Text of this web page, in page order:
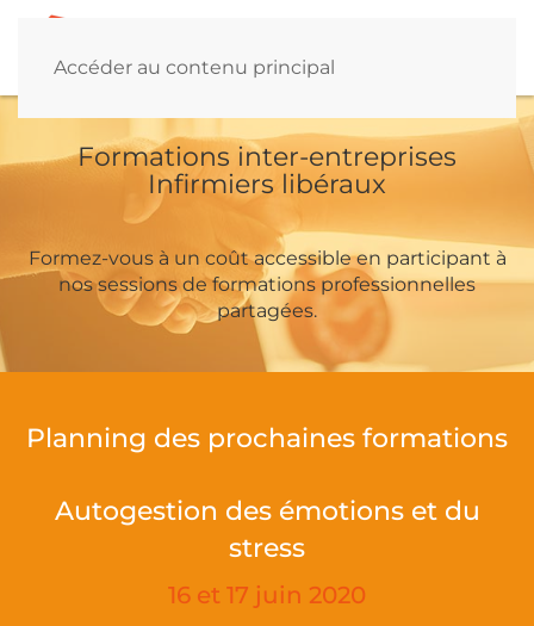
Accéder au contenu principal
Formations inter-entreprises
Infirmiers libéraux
Formez-vous à un coût accessible en participant à
nos sessions de formations professionnelles
partagées.
Planning des prochaines formations
Autogestion des émotions et du
stress
16 et 17 juin 2020